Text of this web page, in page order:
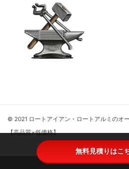
© 2021 ロートアイアン・ロートアルミのオ
【高品質×低価格】
無料見積りはこ